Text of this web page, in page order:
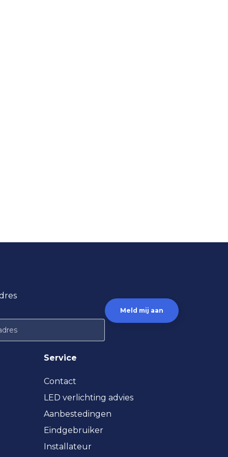
Service
Contact
LED verlichting advies
Aanbestedingen
Eindgebruiker
Installateur